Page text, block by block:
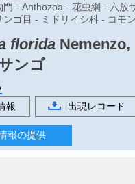
門 - Anthozoa - 花虫綱 - 六放
ンゴ目 - ミドリイシ科 - コモ
florida Nemenzo,
ンゴ
報
出現レコード
報の提供